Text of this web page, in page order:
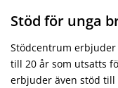
Stöd för unga
Stödcentrum
till 20 år som utsatts
erbjuder även stöd